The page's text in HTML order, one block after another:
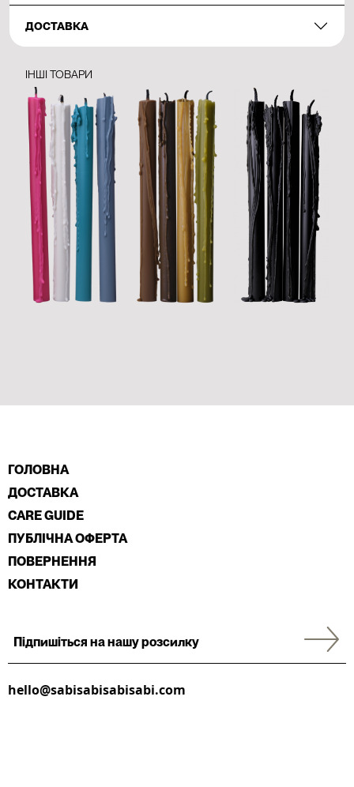
ДОСТАВКА
ІНШІ ТОВАРИ
ГОЛОВНА
ДОСТАВКА
CARE GUIDE
ПУБЛІЧНА ОФЕРТА
ПОВЕРНЕННЯ
КОНТАКТИ
hello@sabisabisabisabi.com